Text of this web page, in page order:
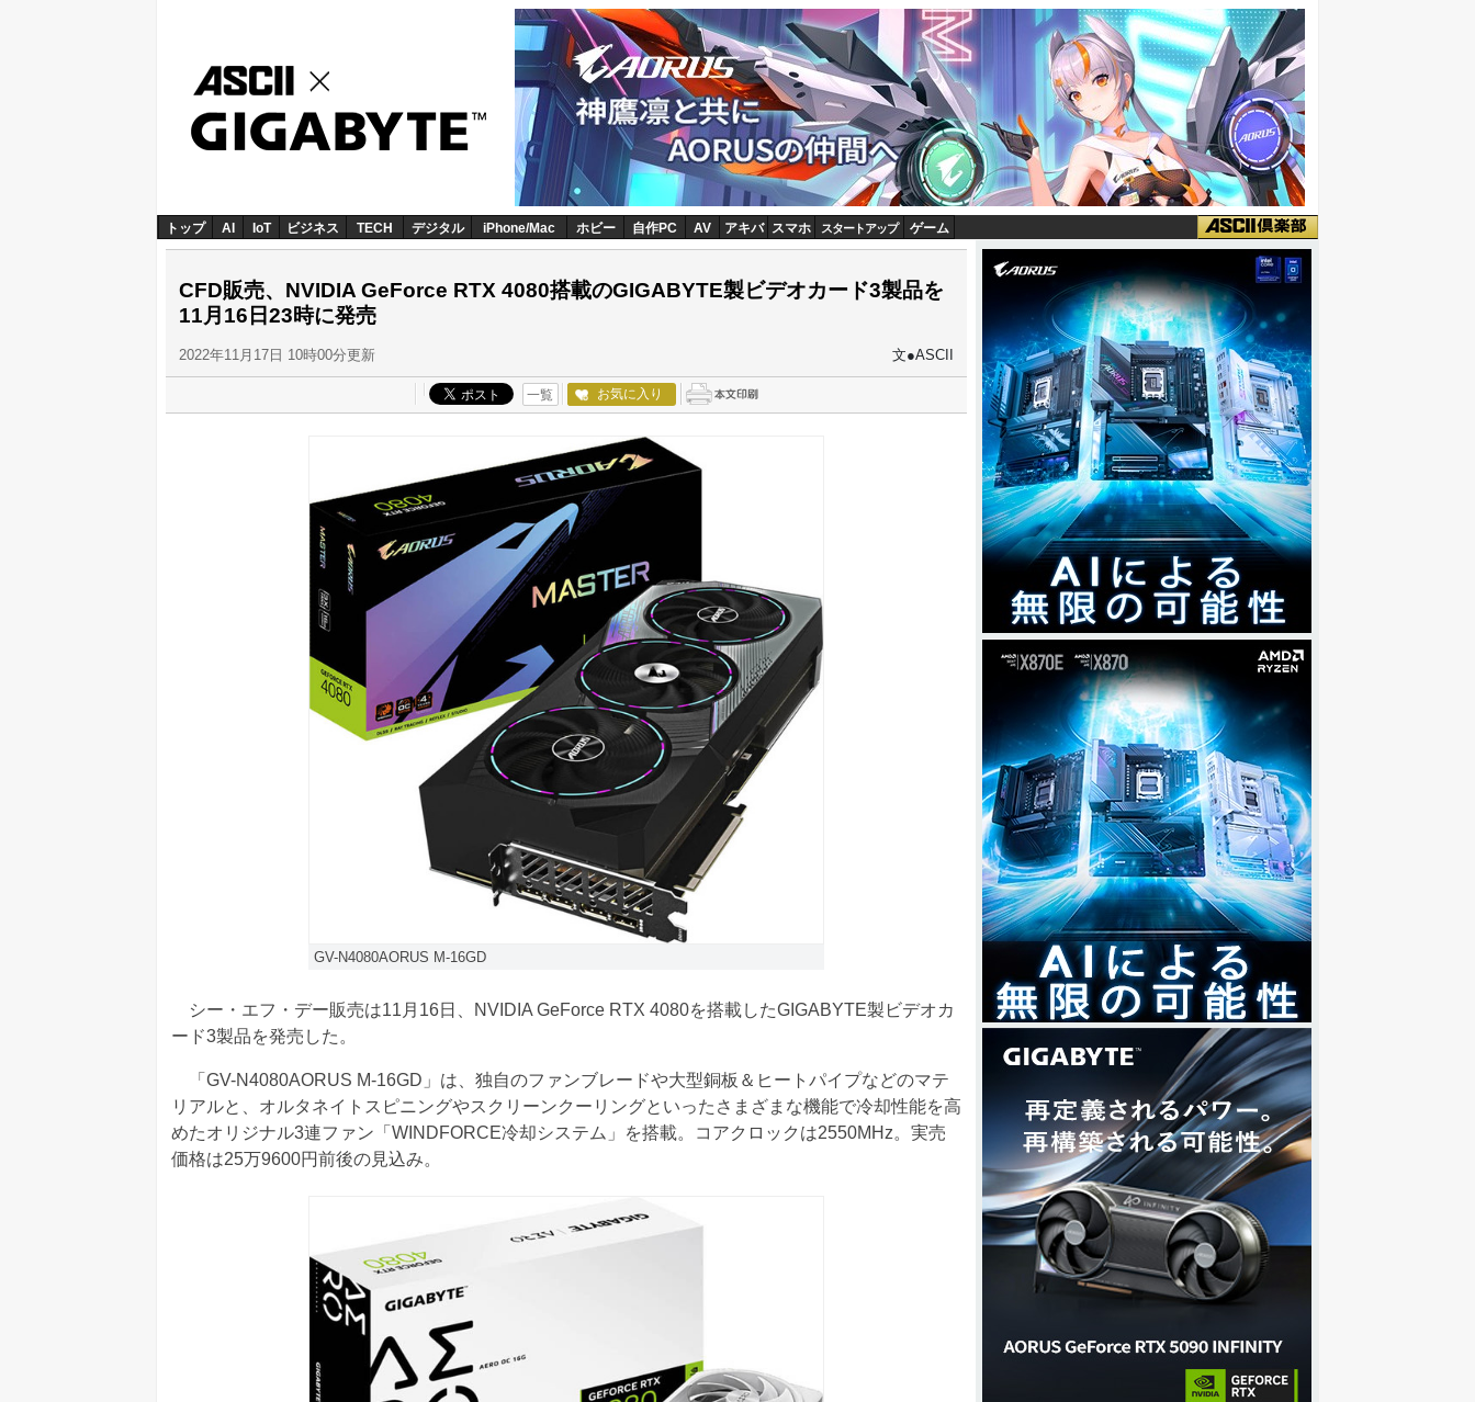
トップ AI IoT ビジネス TECH デジタル iPhone/Mac ホビー 自作PC AV アキバ スマホ スタートアップ ゲーム
CFD販売、NVIDIA GeForce RTX 4080搭載のGIGABYTE製ビデオカード3製品を
11月16日23時に発売
2022年11月17日 10時00分更新 文●ASCII
一覧 お気に入り
GV-N4080AORUS M-16GD
シー・エフ・デー販売は11月16日、NVIDIA GeForce RTX 4080を搭載したGIGABYTE製ビデオカ
ード3製品を発売した。
「GV-N4080AORUS M-16GD」は、独自のファンブレードや大型銅板＆ヒートパイプなどのマテ
リアルと、オルタネイトスピニングやスクリーンクーリングといったさまざまな機能で冷却性能を高
めたオリジナル3連ファン「WINDFORCE冷却システム」を搭載。コアクロックは2550MHz。実売
価格は25万9600円前後の見込み。